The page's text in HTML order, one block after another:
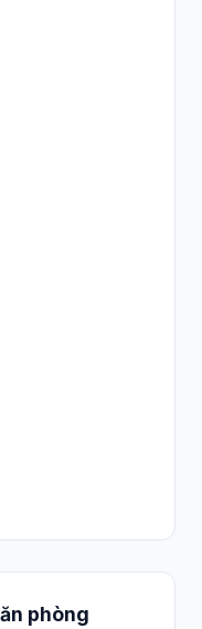
phòng